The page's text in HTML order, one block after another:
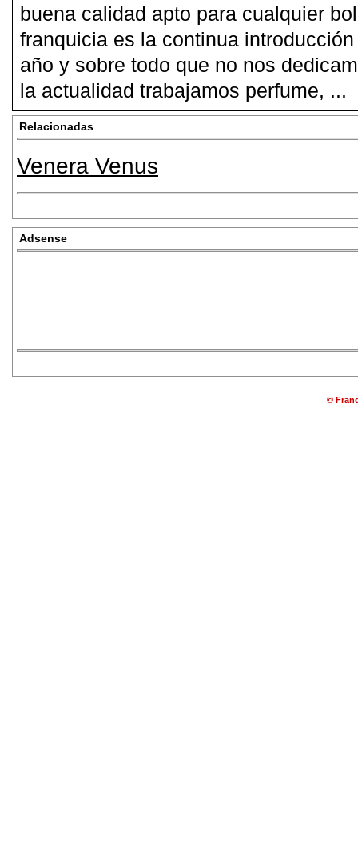
buena calidad apto para cualquier
franquicia es la continua
año y sobre todo que no nos
la actualidad trabajamos perfume, ...
Relacionadas
Venera Venus
Adsense
©